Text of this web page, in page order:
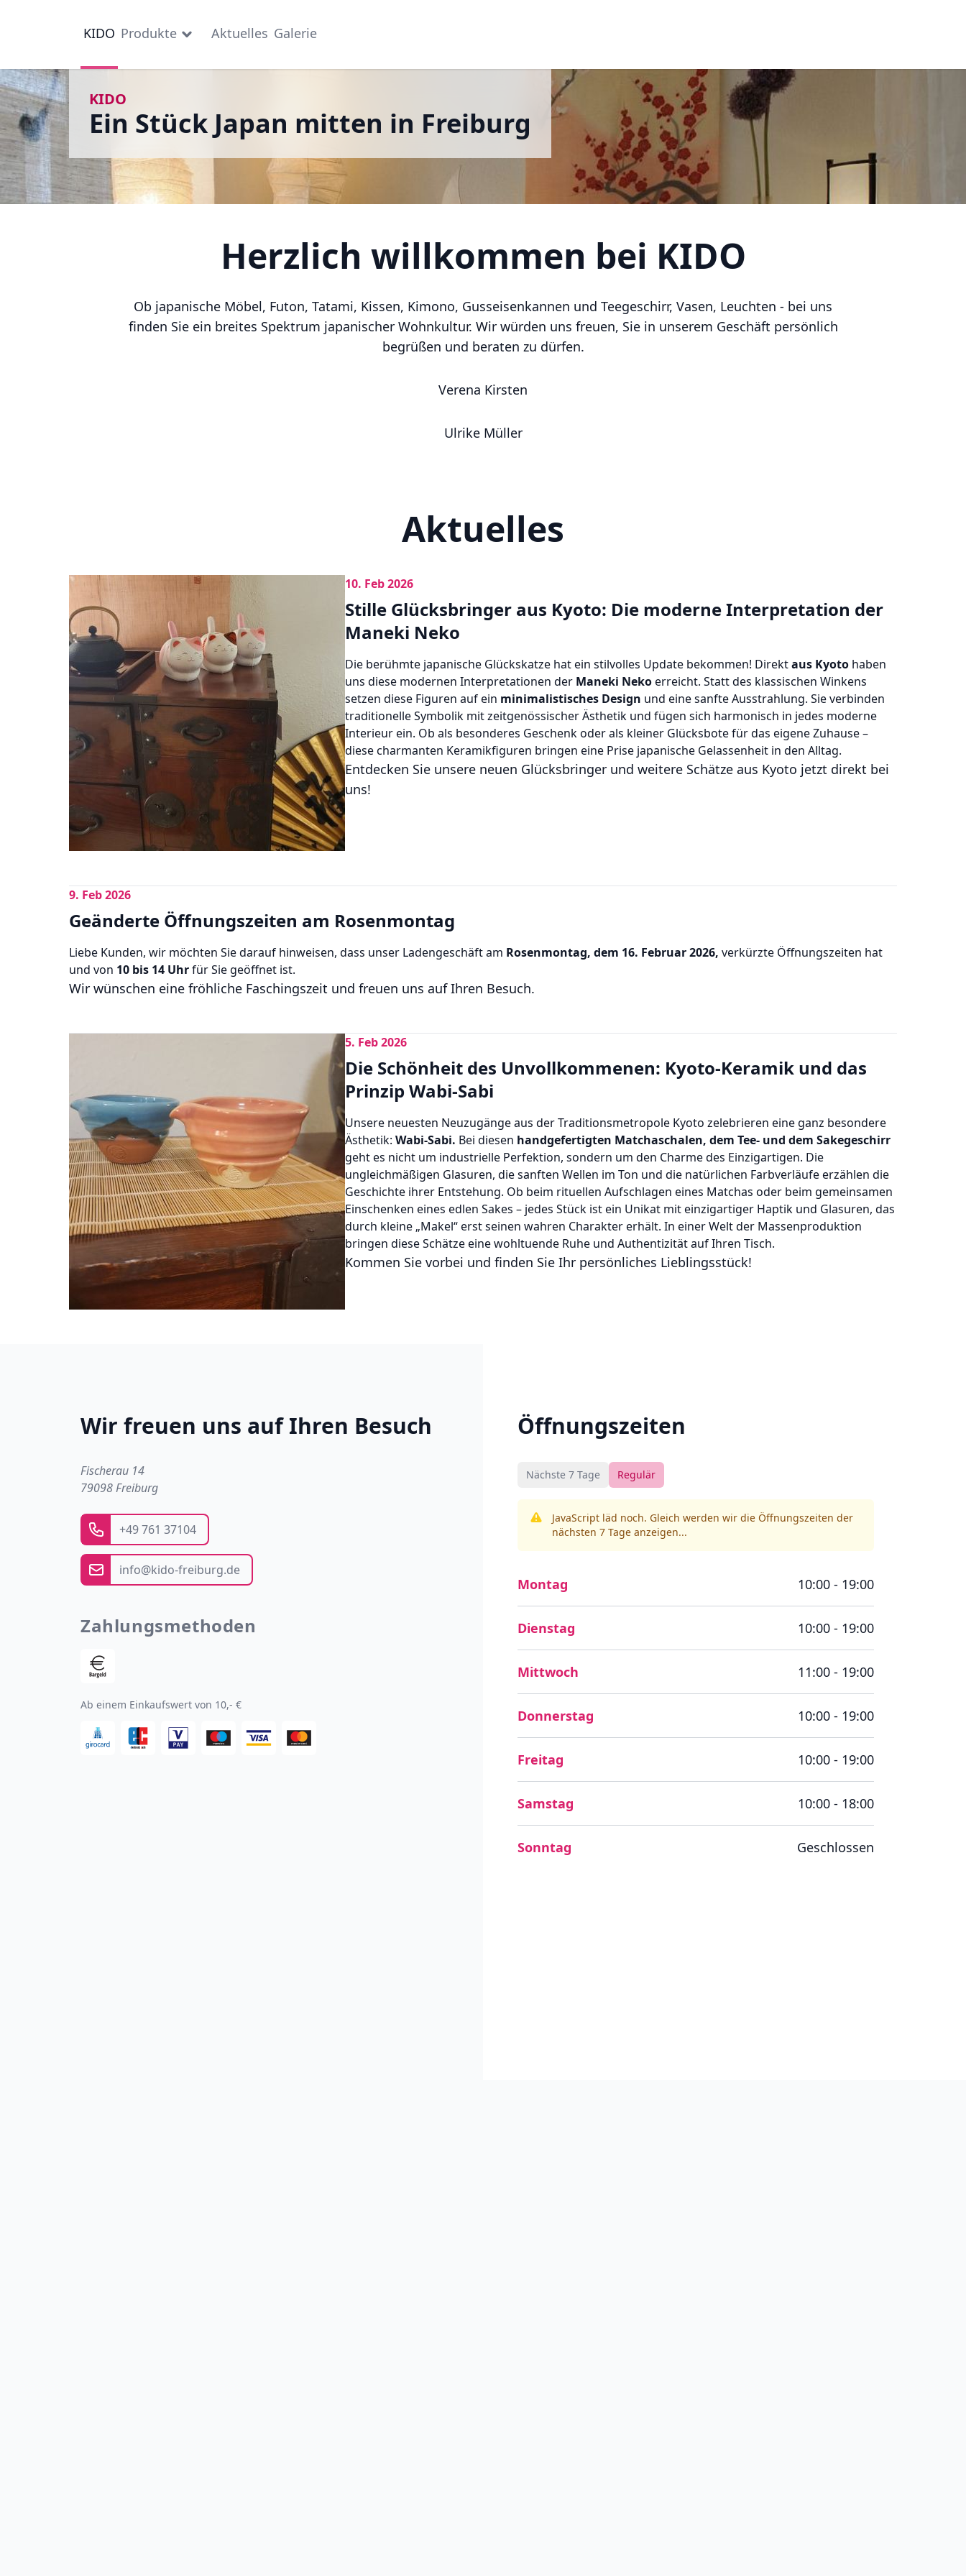
KIDO Produkte
öffnen
Japanische Stoffe
Kimono
Kissen
Kokeshi
Platten und Teller
Aktuelles Galerie
KIDO
Ein Stück Japan mitten in Freiburg
Herzlich willkommen bei KIDO
Ob japanische Möbel, Futon, Tatami, Kissen, Kimono, Gusseisenkannen und Teegeschirr, Vasen, Leuchten - bei uns
finden Sie ein breites Spektrum japanischer Wohnkultur. Wir würden uns freuen, Sie in unserem Geschäft persönlich
begrüßen und beraten zu dürfen.
Verena Kirsten
Ulrike Müller
Aktuelles
10. Feb 2026
Stille Glücksbringer aus Kyoto: Die moderne Interpretation der
Maneki Neko
Die berühmte japanische Glückskatze hat ein stilvolles Update bekommen! Direktaus Kyoto haben
uns diese modernen Interpretationen der Maneki Nekoerreicht. Statt des klassischen Winkens
setzen diese Figuren auf ein minimalistisches Design und eine sanfte Ausstrahlung. Sie verbinden
traditionelle Symbolik mit zeitgenössischer Ästhetik und fügen sich harmonisch in jedes moderne
Interieur ein. Ob als besonderes Geschenk oder als kleiner Glücksbote für das eigene Zuhause –
diese charmanten Keramikfiguren bringen eine Prise japanische Gelassenheit in den Alltag.
Entdecken Sie unsere neuen Glücksbringer und weitere Schätze aus Kyoto jetzt direkt bei
uns!
9. Feb 2026
Geänderte Öffnungszeiten am Rosenmontag
Liebe Kunden, wir möchten Sie darauf hinweisen, dass unser Ladengeschäft am Rosenmontag, dem 16. Februar 2026, verkürzte Öffnungszeiten hat
und von 10 bis 14 Uhrfür Sie geöffnet ist.
Wir wünschen eine fröhliche Faschingszeit und freuen uns auf Ihren Besuch.
5. Feb 2026
Die Schönheit des Unvollkommenen: Kyoto-Keramik und das
Prinzip Wabi-Sabi
Unsere neuesten Neuzugänge aus der Traditionsmetropole Kyoto zelebrieren eine ganz besondere
Ästhetik: Wabi-Sabi. Bei diesen handgefertigten Matchaschalen, dem Tee- und dem Sakegeschirr
geht es nicht um industrielle Perfektion, sondern um den Charme des Einzigartigen. Die
ungleichmäßigen Glasuren, die sanften Wellen im Ton und die natürlichen Farbverläufe erzählen die
Geschichte ihrer Entstehung. Ob beim rituellen Aufschlagen eines Matchas oder beim gemeinsamen
Einschenken eines edlen Sakes – jedes Stück ist ein Unikat mit einzigartiger Haptik und Glasuren, das
durch kleine „Makel“ erst seinen wahren Charakter erhält. In einer Welt der Massenproduktion
bringen diese Schätze eine wohltuende Ruhe und Authentizität auf Ihren Tisch.
Kommen Sie vorbei und finden Sie Ihr persönliches Lieblingsstück!
Wir freuen uns auf Ihren Besuch
Adresse
Fischerau 14
79098 Freiburg
Telefonnummer:
+49 761 37104
E-Mail: info@kido-freiburg.de
Zahlungsmethoden
Ab einem Einkaufswert von 10,- €
Öffnungszeiten
Nächste 7 Tage Regulär
JavaScript läd noch. Gleich werden wir die Öffnungszeiten der
nächsten 7 Tage anzeigen...
Montag 10:00 - 19:00
Dienstag 10:00 - 19:00
Mittwoch 11:00 - 19:00
Donnerstag 10:00 - 19:00
Freitag 10:00 - 19:00
Samstag 10:00 - 18:00
Sonntag Geschlossen